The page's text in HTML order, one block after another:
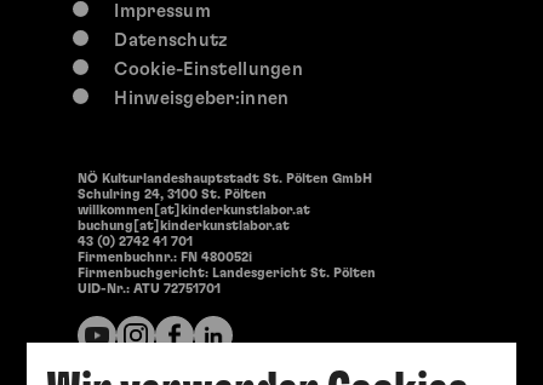
NÖ Kulturlandeshauptstadt St. Pölten GmbH
Schulring 24, 3100 St. Pölten
willkommen[at]kinderkunstlabor.at
buchung[at]kinderkunstlabor.at
43 (0) 2742 41 701
Firmenbuchnr.: FN 480052i
Firmenbuchgericht: Landesgericht St. Pölten
UID-Nr.: ATU 72751701
Impressum
Datenschutz
Cookie-Einstellungen
Hinweisgeber:innen